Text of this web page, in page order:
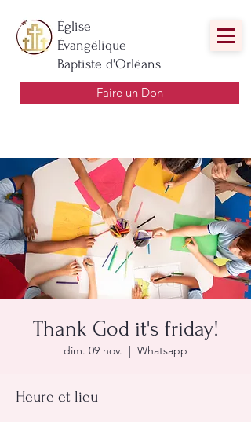
Église
Évangélique
Baptiste d'Orléans
Faire un Don
Thank God it's friday!
dim. 09 nov.
  |
Whatsapp
Heure et lieu